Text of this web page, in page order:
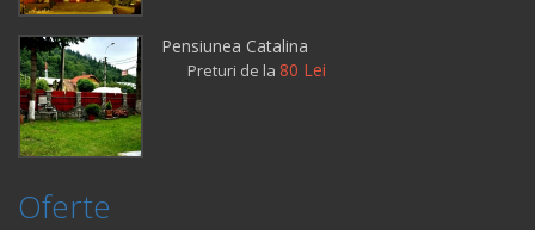
Pensiunea Catalina
Preturi de la 80 Lei
Oferte